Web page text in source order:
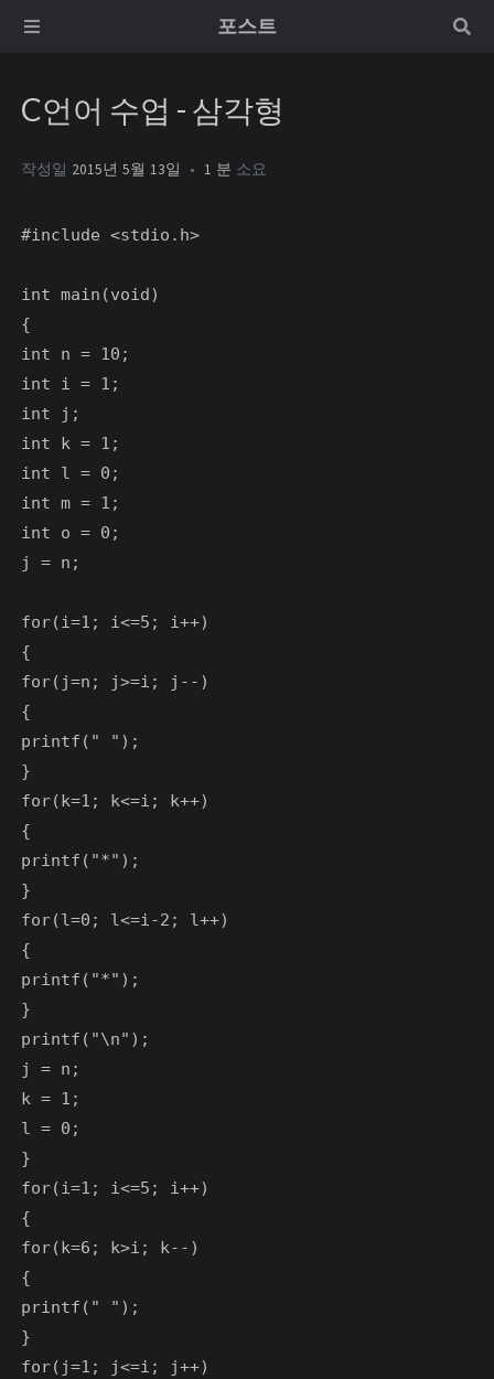
포스트
C언어 수업 - 삼각형
작성일 2015년 5월 13일 1 분 소요
#include <stdio.h>
int main(void)
{
int n = 10;
int i = 1;
int j;
int k = 1;
int l = 0;
int m = 1;
int o = 0;
j = n;
for(i=1; i<=5; i++)
{
for(j=n; j>=i; j--)
{
printf(" ");
}
for(k=1; k<=i; k++)
{
printf("*");
}
for(l=0; l<=i-2; l++)
{
printf("*");
}
printf("\n");
j = n;
k = 1;
l = 0;
}
for(i=1; i<=5; i++)
{
for(k=6; k>i; k--)
{
printf(" ");
}
for(j=1; j<=i; j++)